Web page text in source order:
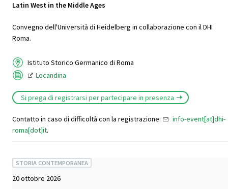
Latin West in the Middle Ages
Convegno dell'Università di Heidelberg in collaborazione con il DHI
Roma.
Istituto Storico Germanico di Roma
Locandina
Si prega di registrarsi per partecipare in presenza
Contatto in caso di difficoltà con la registrazione:
info-event[at]dhi-
roma[dot]it.
STORIA CONTEMPORANEA
20 ottobre 2026